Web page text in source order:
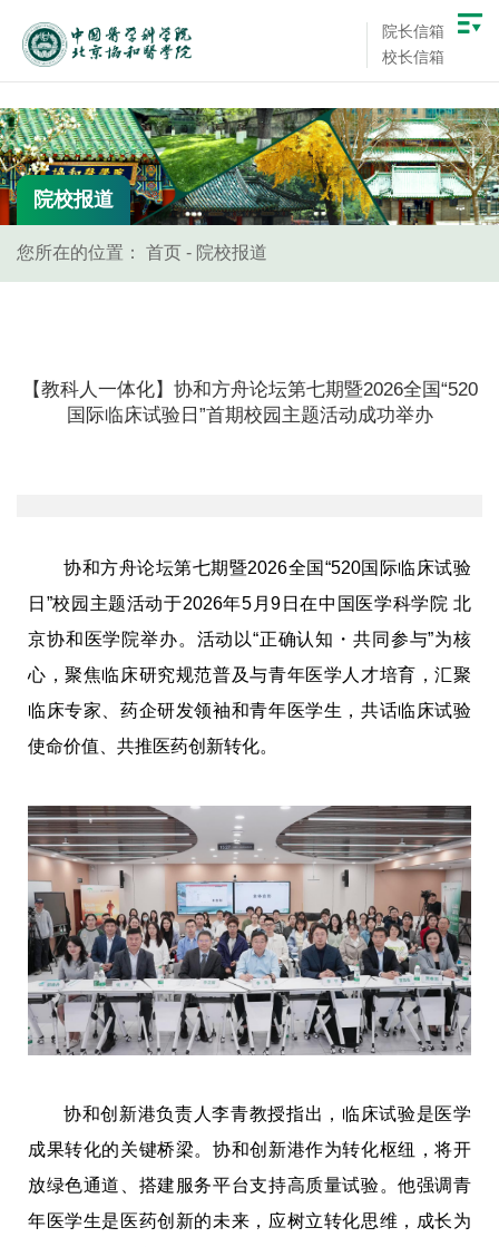
院长信箱
校长信箱
院校报道
您所在的位置： 首页 - 院校报道
【教科人一体化】协和方舟论坛第七期暨2026全国“520
国际临床试验日”首期校园主题活动成功举办
协和方舟论坛第七期暨2026全国“520国际临床试验
日”校园主题活动于2026年5月9日在中国医学科学院 北
京协和医学院举办。活动以“正确认知・共同参与”为核
心，聚焦临床研究规范普及与青年医学人才培育，汇聚
临床专家、药企研发领袖和青年医学生，共话临床试验
使命价值、共推医药创新转化。
协和创新港负责人李青教授指出，临床试验是医学
成果转化的关键桥梁。协和创新港作为转化枢纽，将开
放绿色通道、搭建服务平台支持高质量试验。他强调青
年医学生是医药创新的未来，应树立转化思维，成长为